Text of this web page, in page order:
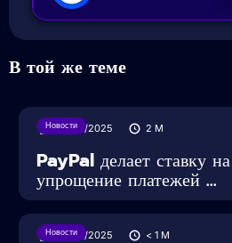
В той же теме
Новости
30/07/2025 2 M
PayPal делает ставку
упрощение платежей ...
Новости
29/05/2025 < 1 M